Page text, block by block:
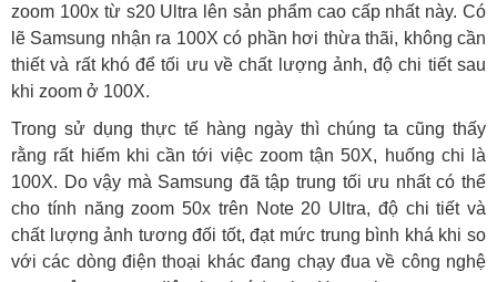
zoom 100x từ s20 Ultra lên sản phẩm cao cấp nhất này. Có
lẽ Samsung nhận ra 100X có phần hơi thừa thãi, không cần
thiết và rất khó để tối ưu về chất lượng ảnh, độ chi tiết sau
khi zoom ở 100X.
Trong sử dụng thực tế hàng ngày thì chúng ta cũng thấy
rằng rất hiếm khi cần tới việc zoom tận 50X, huống chi là
100X. Do vậy mà Samsung đã tập trung tối ưu nhất có thể
cho tính năng zoom 50x trên Note 20 Ultra, độ chi tiết và
chất lượng ảnh tương đối tốt, đạt mức trung bình khá khi so
với các dòng điện thoại khác đang chạy đua về công nghệ